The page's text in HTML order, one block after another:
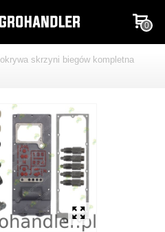
0
skrzyni biegów kompletna